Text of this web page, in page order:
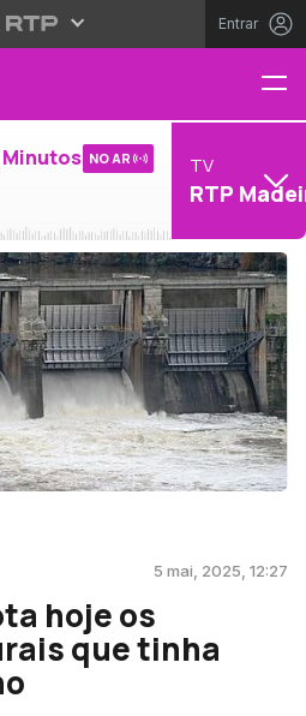
Entrar
Minutos NO AR TV
RTP
5 mai, 2025, 12:27
hoje os
que tinha